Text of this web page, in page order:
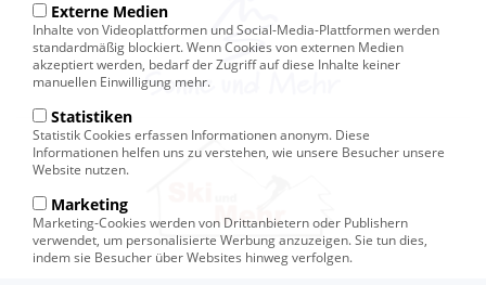
Externe Medien
Inhalte von Videoplattformen und Social-Media-Plattformen werden
standardmäßig blockiert. Wenn Cookies von externen Medien
akzeptiert werden, bedarf der Zugriff auf diese Inhalte keiner
manuellen Einwilligung mehr.
Statistiken
Statistik Cookies erfassen Informationen anonym. Diese
Informationen helfen uns zu verstehen, wie unsere Besucher unsere
Website nutzen.
Marketing
Marketing-Cookies werden von Drittanbietern oder Publishern
verwendet, um personalisierte Werbung anzuzeigen. Sie tun dies,
indem sie Besucher über Websites hinweg verfolgen.